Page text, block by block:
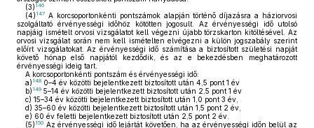
(3) 146
(4) 147 A korcsoportonkénti pontszámok alapján történő díjazásra a háziorvosi
szolgáltató érvényességi időhöz kötötten jogosult. Az érvényességi idő utolsó
napjáig ismételt orvosi vizsgálatot kell végezni újabb törzskarton kitöltésével. Az
orvosi vizsgálat során nem kell ismételten elvégezni a külön jogszabály szerint
előírt vizsgálatokat. Az érvényességi idő számítása a biztosított születési napját
követő hónap első napjától kezdődik, és az e bekezdésben meghatározott
érvényességi ideig tart.
A korcsoportonkénti pontszám és érvényességi idő:
a) 148 0–4 év közötti bejelentkezett biztosított után 4,5 pont 1 év
b) 149 5–14 év közötti bejelentkezett biztosított után 2,5 pont 1 év
c) 15–34 év közötti bejelentkezett biztosított után 1,0 pont 3 év,
d) 35–60 év közötti bejelentkezett biztosított után 1,5 pont 2 év,
e) 60 év feletti bejelentkezett biztosított után 2,5 pont 2 év.
(5) 150 Az érvényességi idő lejártát követően, ha az érvényességi időn belül az